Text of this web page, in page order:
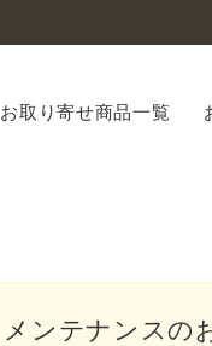
お取り寄せ商品一覧
メンテナンスの